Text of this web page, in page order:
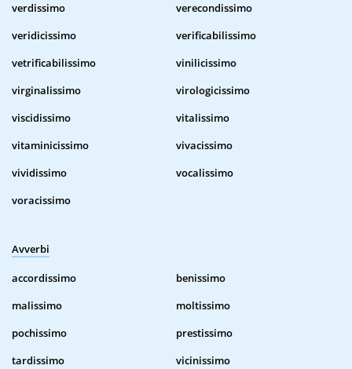
verdissimo
verecondissimo
veridicissimo
verificabilissimo
vetrificabilissimo
vinilicissimo
virginalissimo
virologicissimo
viscidissimo
vitalissimo
vitaminicissimo
vivacissimo
vividissimo
vocalissimo
voracissimo
Avverbi
accordissimo
benissimo
malissimo
moltissimo
pochissimo
prestissimo
tardissimo
vicinissimo